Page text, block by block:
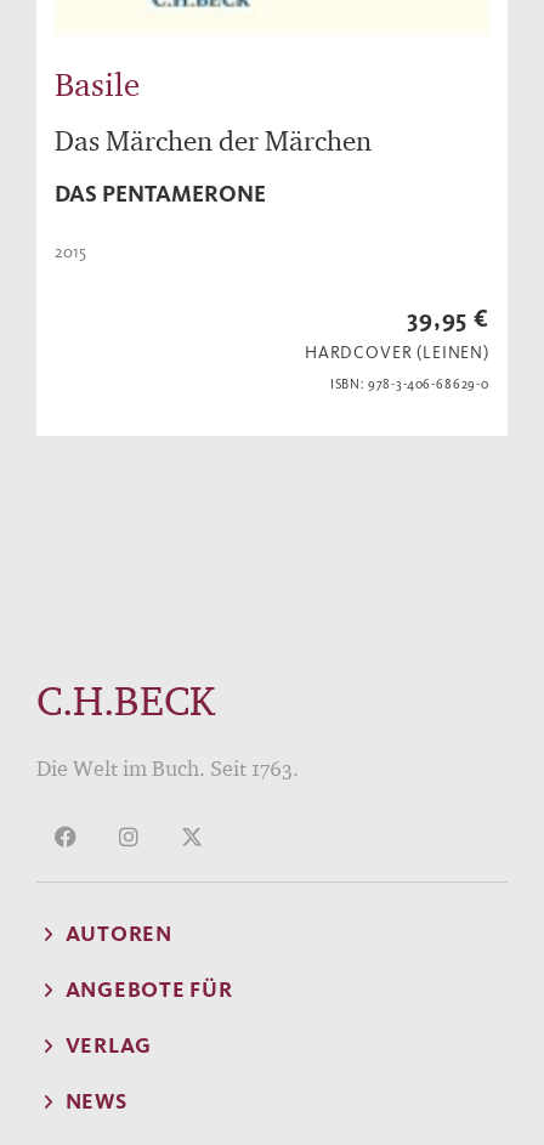
Basile
Das Märchen der Märchen
DAS PENTAMERONE
2015
39,95 €
HARDCOVER (LEINEN)
ISBN: 978-3-406-68629-0
C.H.BECK
Die Welt im Buch. Seit 1763.
AUTOREN
ANGEBOTE FÜR
VERLAG
NEWS